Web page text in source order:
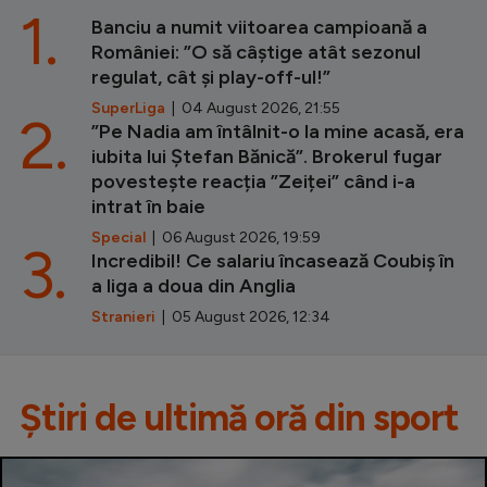
Banciu a numit viitoarea campioană a
României: ”O să câștige atât sezonul
regulat, cât și play-off-ul!”
SuperLiga | 04 August 2026, 21:55
1.
”Pe Nadia am întâlnit-o la mine acasă, era
iubita lui Ștefan Bănică”. Brokerul fugar
povestește reacția ”Zeiței” când i-a
intrat în baie
Special | 06 August 2026, 19:59
2.
Incredibil! Ce salariu încasează Coubiș în
a liga a doua din Anglia
Stranieri | 05 August 2026, 12:34
3.
Știri de ultimă oră din sport